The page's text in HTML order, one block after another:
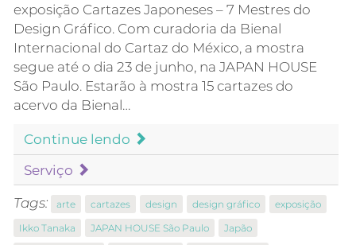
exposição Cartazes Japoneses – 7 Mestres do
Design Gráfico. Com curadoria da Bienal
Internacional do Cartaz do México, a mostra
segue até o dia 23 de junho, na JAPAN HOUSE
São Paulo. Estarão à mostra 15 cartazes do
acervo da Bienal…
Continue lendo
Serviço
Tags: arte cartazes design design gráfico
exposição
Ikko Tanaka
JAPAN HOUSE São Paulo
Japão